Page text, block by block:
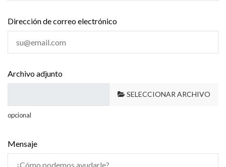
Dirección de correo electrónico
Archivo adjunto
SELECCIONAR ARCHIVO
opcional
Mensaje